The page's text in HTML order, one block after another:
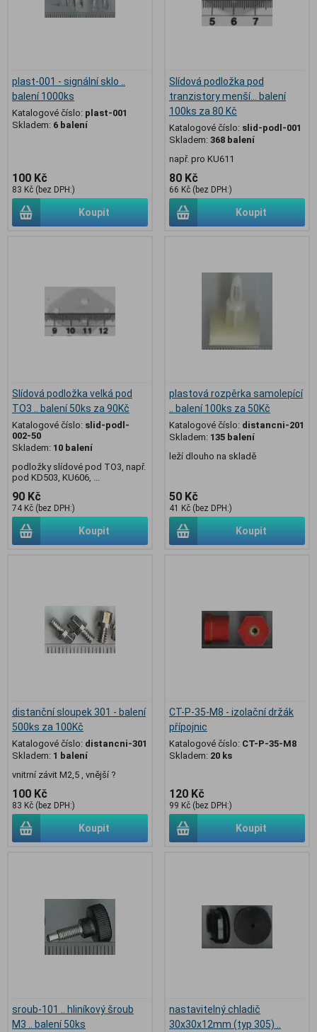
plast-001 - signální sklo ..
balení 1000ks
Katalogové číslo: plast-001
Skladem: 6 balení
100 Kč
83 Kč (bez DPH:)
Koupit
Slídová podložka pod
tranzistory menší... balení
100ks za 80 Kč
Katalogové číslo: slid-podl-001
Skladem: 368 balení
např. pro KU611
80 Kč
66 Kč (bez DPH:)
Koupit
Slídová podložka velká pod
TO3 .. balení 50ks za 90Kč
Katalogové číslo: slid-podl-
002-50
Skladem: 10 balení
podložky slídové pod TO3, např.
pod KD503, KU606, ...
90 Kč
74 Kč (bez DPH:)
Koupit
plastová rozpěrka samolepící
.. balení 100ks za 50Kč
Katalogové číslo: distancni-201
Skladem: 135 balení
leží dlouho na skladě
50 Kč
41 Kč (bez DPH:)
Koupit
distanční sloupek 301 - balení
500ks za 100Kč
Katalogové číslo: distancni-301
Skladem: 1 balení
vnitrní závit M2,5 , vnější ?
100 Kč
83 Kč (bez DPH:)
Koupit
CT-P-35-M8 - izolační držák
přípojnic
Katalogové číslo: CT-P-35-M8
Skladem: 20 ks
120 Kč
99 Kč (bez DPH:)
Koupit
sroub-101 .. hliníkový šroub
M3 .. balení 50ks
nastavitelný chladič
30x30x12mm (typ 305) ..